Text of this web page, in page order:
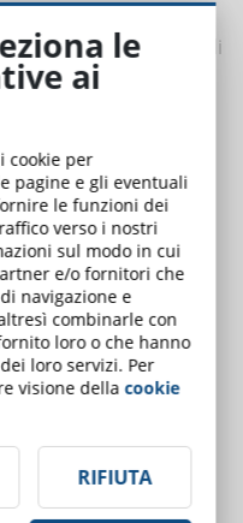
a capire dove li
quindi, ad esempio, di
e
come “Contatta il
qui”.
TESTUALE
allegato alle
dagli screen
vedere l’immagine
è
immagini di tipo
LEGGERE
le
ai
cookie per
pagine e gli eventuali
le funzioni dei
verso i nostri
sul modo in cui
e/o fornitori che
navigazione e
combinarle con
loro o che hanno
loro servizi. Per
visione dellacookie
RIFIUTA